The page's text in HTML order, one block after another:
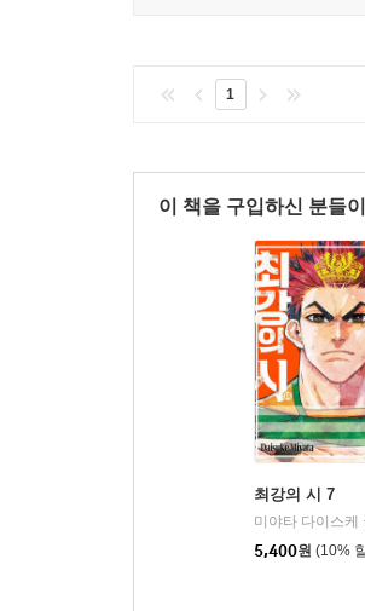
1
이 책을 구입하신 분들
최강의 시 7
미야타 다이스케
5,400원 (10%